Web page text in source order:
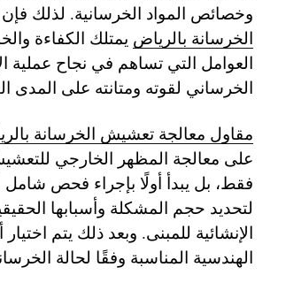
وخصائص المواد الخرسانية. لذلك فإن
الخرسانة بالرياض يمتلك الكفاءة
العوامل التي تساهم في نجاح عملية
الخرساني لقوته ومتانته على المدى
مقاول معالجة تعشيش الخرسانة
على معالجة المظهر الخارجي
فقط، بل يبدأ أولًا بإجراء فحص شامل
لتحديد حجم المشكلة وأسبابها
الإنشائية للمبنى. وبعد ذلك يتم
الهندسية المناسبة وفقًا لحالة